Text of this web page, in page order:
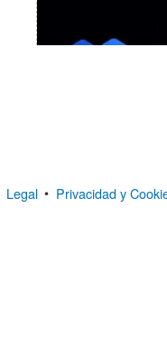
Legal • Privacidad y